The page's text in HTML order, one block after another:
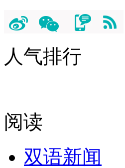
人气排行
阅读
双语新闻